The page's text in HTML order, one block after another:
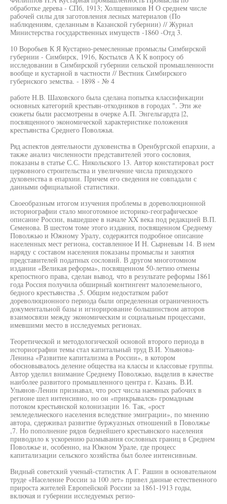
обработке дерева - СПб, 1913; Холщевников H О среднем числе
рабочей силы для заготовления лесных материалов (По
наблюдениям, сделанным в Казанской губернии) // Журнал
Министерства государственных имуществ -1860 -Отд 3.
10 Воробьев К Я Кустарно-ремесленные промыслы Симбирской
губернии - Симбирск, 1916, Костылсв А К К вопросу об
исследовании в Симбирской губернии сельской промышленности
вообще и кустарной в частности // Вестник Симбирского
губернского земства. - 1898 - № 4
работе Н.В. Шаховского была сделана попытка классификации
основных категорий крестьян-отходников в городах ". Эти же
сюжеты были рассмотрены в очерке А.П. Энгельгардта |2,
посвященного экономической характеристике положения
крестьянства Среднего Поволжья.
Ряд аспектов деятельности духовенства в Оренбургской епархии, а
также анализ численности представителей этого сословия,
показаны в статье С.С. Никольского 13. Автор констатировал рост
церковного строительства и увеличение числа приходского
духовенства в епархии. Причем его сведения не совпадали с
данными официальной статистики.
Своеобразным итогом изучения проблемы в дореволюционной
историографии стало многотомное историко-географическое
описание России, вышедшее в начале XX века под редакцией В.П.
Семенова. В шестом томе этого издания, посвященном Среднему
Поволжью и Южному Уралу, содержится подробное описание
населенных мест региона, составленное И Н. Сырневым 14. В нем
наряду с составом населения показаны промыслы и занятия
представителей податных сословий. В другом многотомном
издании «Великая реформа», посвященном 50-летию отмены
крепостного права, сделан вывод, что в результате реформы 1861
года Россия получила обширный контингент малоземельного,
бедного крестьянства ,5. Общим недостатком работ
дореволюционного периода были определенная ограниченность
документальной базы и игнорирование большинством авторов
взаимосвязи между экономическим и социальным процессами,
имевшими место в исследуемых регионах.
Теоретической и методологической основой второго периода в
историографии темы стал капитальный труд В.И. Ульянова-
Ленина «Развитие капитализма в России», в котором
обосновывалось деление общества на классы и классовые группы.
Автор уделил внимание Среднему Поволжью, выделив в качестве
наиболее развитого промышленного центра г. Казань. В.И.
Ульянов-Ленин признавал, что рост числа наемных рабочих в
регионе шел интенсивно, но он «прикрывался» громадным
потоком крестьянской колонизации 16. Так, «рост
земледельческого населения вследствие эмиграции», по мнению
автора, сдерживал развитие буржуазных отношений в Поволжье
,7. Но пополнение рядов беднейшего крестьянского населения
приводило к ускорению размывания сословных границ в Среднем
Поволжье и, особенно, на Южном Урале, где процесс
капитализации сельского хозяйства был более интенсивным.
Видный советский ученый-статистик А Г. Рашин в основательном
труде «Население России за 100 лет» привел данные естественного
прироста жителей Европейской России за 1861-1913 годы,
включая и губернии исследуемых регио-